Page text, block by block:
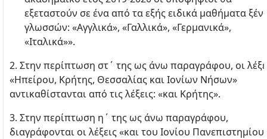
εξεταστούν σε ένα από τα εξής ειδικά μαθήματα
γλωσσών: «Αγγλικά», «Γαλλικά», «Γερμανικά»,
«Ιταλικά»».
2. Στην περίπτωση στ΄ της ως άνω παραγράφου, οι
«Ηπείρου, Κρήτης, Θεσσαλίας και Ιονίων Νήσων»
αντικαθίστανται από τις λέξεις: «και Κρήτης».
3. Στην περίπτωση η΄ της ως άνω παραγράφου,
διαγράφονται οι λέξεις «και του Ιονίου Πανεπιστημίου